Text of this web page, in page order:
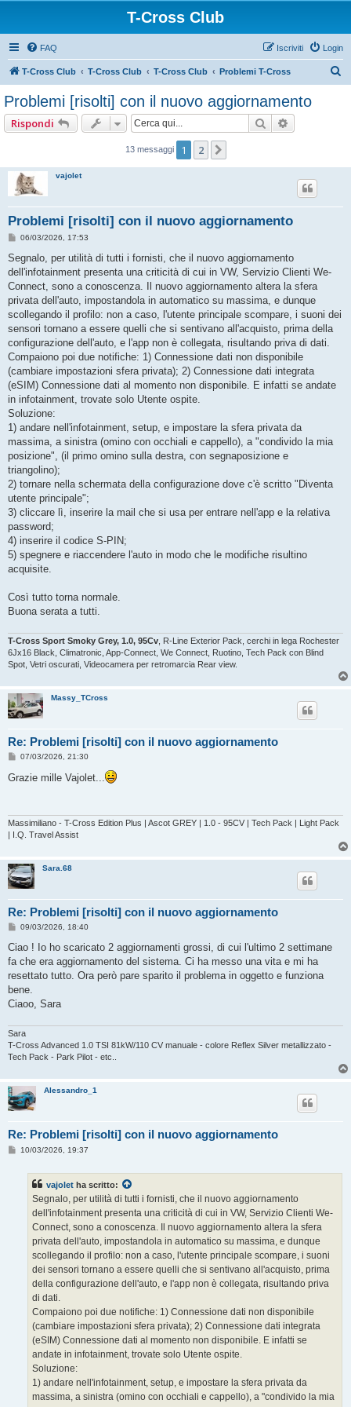
T-Cross Club
FAQ Login
Iscriviti
T-Cross Club T-Cross Club T-Cross Club Problemi T-Cross
Problemi [risolti] con il nuovo aggiornamento
Rispondi Cerca
13 messaggi 1 2
vajolet
Problemi [risolti] con il nuovo aggiornamento
M
s
a
g
i
o
06/03/2026, 17:53
Segnalo, per utilità di tutti i fornisti, che il nuovo aggiornamento
dell'infotainment presenta una criticità di cui in VW, Servizio Clienti We-
Connect, sono a conoscenza. Il nuovo aggiornamento altera la sfera
privata dell'auto, impostandola in automatico su massima, e dunque
scollegando il profilo: non a caso, l'utente principale scompare, i suoni dei
sensori tornano a essere quelli che si sentivano all'acquisto, prima della
configurazione dell'auto, e l'app non è collegata, risultando priva di dati.
Compaiono poi due notifiche: 1) Connessione dati non disponibile
(cambiare impostazioni sfera privata); 2) Connessione dati integrata
(eSIM) Connessione dati al momento non disponibile. E infatti se andate
in infotainment, trovate solo Utente ospite.
Soluzione:
1) andare nell'infotainment, setup, e impostare la sfera privata da
massima, a sinistra (omino con occhiali e cappello), a "condivido la mia
posizione", (il primo omino sulla destra, con segnaposizione e
triangolino);
2) tornare nella schermata della configurazione dove c'è scritto "Diventa
utente principale";
3) cliccare lì, inserire la mail che si usa per entrare nell'app e la relativa
password;
4) inserire il codice S-PIN;
5) spegnere e riaccendere l'auto in modo che le modifiche risultino
acquisite.
Così tutto torna normale.
Buona serata a tutti.
T-Cross Sport Smoky Grey, 1.0, 95Cv , R-Line Exterior Pack, cerchi in lega Rochester
6Jx16 Black, Climatronic, App-Connect, We Connect, Ruotino, Tech Pack con Blind
Spot, Vetri oscurati, Videocamera per retromarcia Rear view.
Massy_TCross
Re: Problemi [risolti] con il nuovo aggiornamento
M
s
s
i
o
07/03/2026, 21:30
Grazie mille Vajolet...
Massimiliano - T-Cross Edition Plus | Ascot GREY | 1.0 - 95CV | Tech Pack | Light Pack
| I.Q. Travel Assist
Sara.68
Re: Problemi [risolti] con il nuovo aggiornamento
M
s
a
g
i
o
09/03/2026, 18:40
Ciao ! Io ho scaricato 2 aggiornamenti grossi, di cui l'ultimo 2 settimane
fa che era aggiornamento del sistema. Ci ha messo una vita e mi ha
resettato tutto. Ora però pare sparito il problema in oggetto e funziona
bene.
Ciaoo, Sara
Sara
T-Cross Advanced 1.0 TSI 81kW/110 CV manuale - colore Reflex Silver metallizzato -
Tech Pack - Park Pilot - etc..
Alessandro_1
Re: Problemi [risolti] con il nuovo aggiornamento
M10/03/2026, 19:37
vajolet ha scritto:
Segnalo, per utilità di tutti i fornisti, che il nuovo aggiornamento
dell'infotainment presenta una criticità di cui in VW, Servizio Clienti We-
Connect, sono a conoscenza. Il nuovo aggiornamento altera la sfera
privata dell'auto, impostandola in automatico su massima, e dunque
scollegando il profilo: non a caso, l'utente principale scompare, i suoni
dei sensori tornano a essere quelli che si sentivano all'acquisto, prima
della configurazione dell'auto, e l'app non è collegata, risultando priva
di dati.
Compaiono poi due notifiche: 1) Connessione dati non disponibile
(cambiare impostazioni sfera privata); 2) Connessione dati integrata
(eSIM) Connessione dati al momento non disponibile. E infatti se
andate in infotainment, trovate solo Utente ospite.
Soluzione:
1) andare nell'infotainment, setup, e impostare la sfera privata da
massima, a sinistra (omino con occhiali e cappello), a "condivido la mia